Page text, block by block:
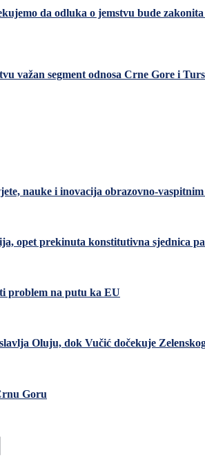
da odluka o jemstvu bude
važan segment odnosa Crne Gore i
nauke i inovacija obrazovno-
opet prekinuta konstitutivna sjednica
problem na putu ka EU
Oluju, dok Vučić dočekuje
Goru